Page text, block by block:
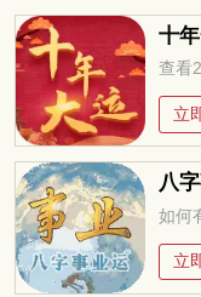
十
查看
立
八
如何
立